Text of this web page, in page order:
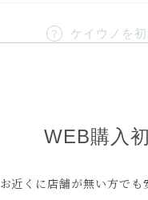
ケイウノを
お支
WEB購入
お近くに店舗が無い方でも